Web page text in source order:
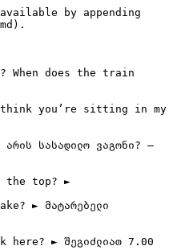
by appending
When does the train
I think you’re sitting in my
სასადილო ვაგონი? –
the top? ►
► მატარებელი
here? ► შეგიძლიათ 7.00